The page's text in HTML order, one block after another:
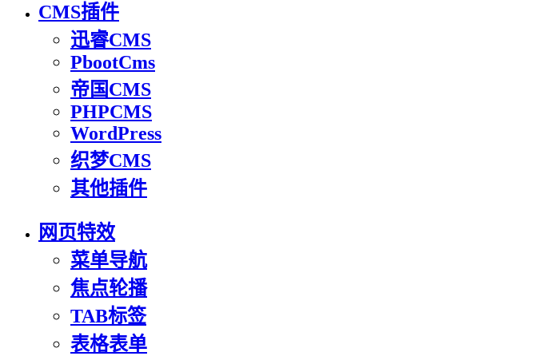
CMS插件
迅睿CMS
PbootCms
帝国CMS
PHPCMS
WordPress
织梦CMS
其他插件
网页特效
菜单导航
焦点轮播
TAB标签
表格表单